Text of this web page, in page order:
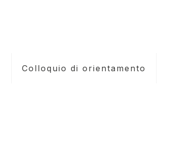
Colloquio di orientamento